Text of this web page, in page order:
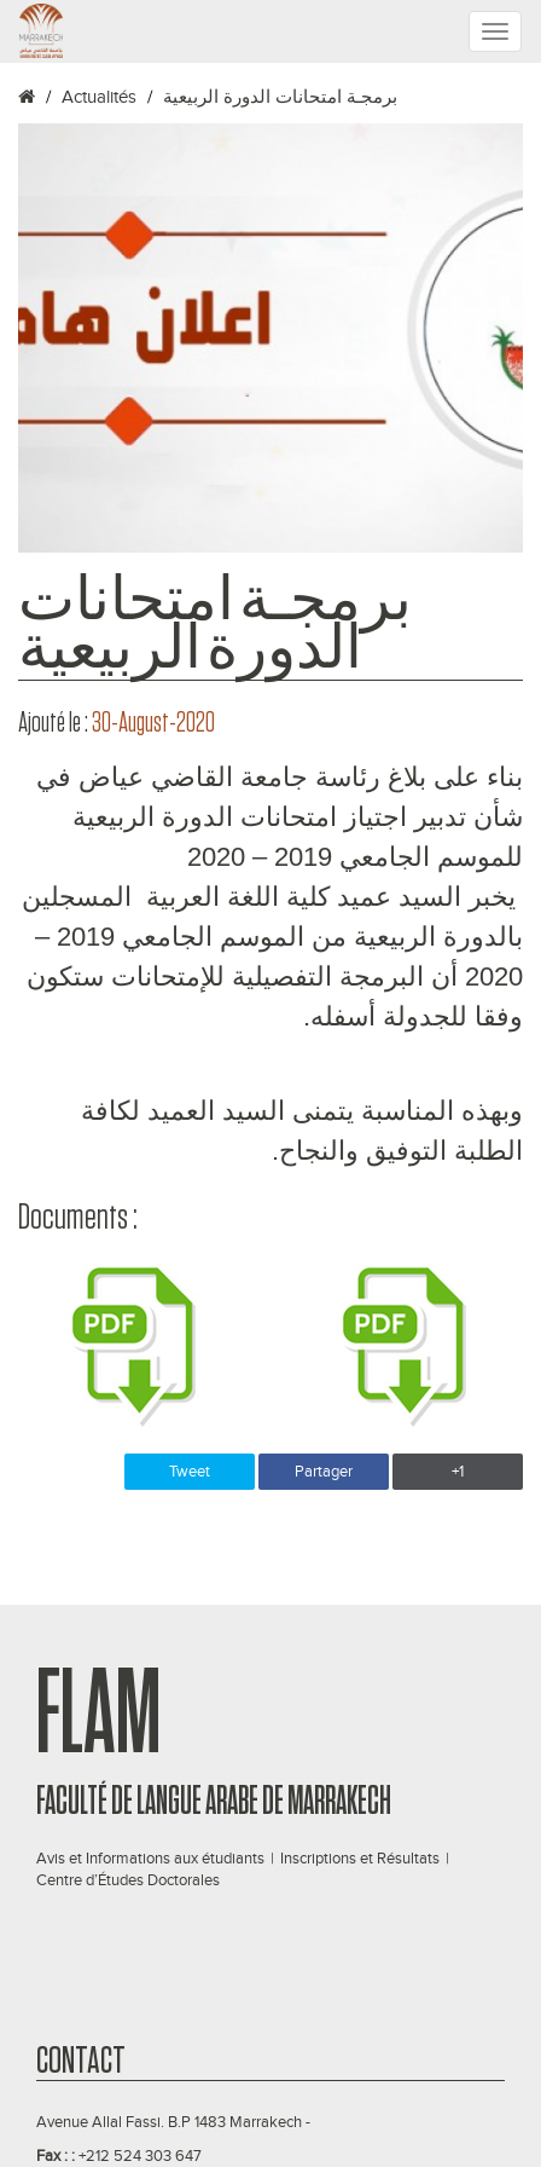
Toggle
Actualités برمجـة امتحانات الدورة الربيعية
برمجـة امتحانات
الدورة الربيعية
Ajouté le :30-August-2020
بناء على بلاغ رئاسة جامعة القاضي عياض في
شأن تدبير اجتياز امتحانات الدورة الربيعية
للموسم الجامعي 2019 – 2020
يخبر السيد عميد كلية اللغة العربية المسجلين
بالدورة الربيعية من الموسم الجامعي 2019 –
2020 أن البرمجة التفصيلية للإمتحانات ستكون
وفقا للجدولة أسفله.
وبهذه المناسبة يتمنى السيد العميد لكافة
الطلبة التوفيق والنجاح.
Documents :
Tweet Partager +1
FLAM
FACULTÉ DE LANGUE ARABE DE MARRAKECH
Avis et Informations aux étudiants | Inscriptions et Résultats |
Centre d’Études Doctorales
CONTACT
Avenue Allal Fassi. B.P 1483 Marrakech -
Fax : :+212 524 303 647